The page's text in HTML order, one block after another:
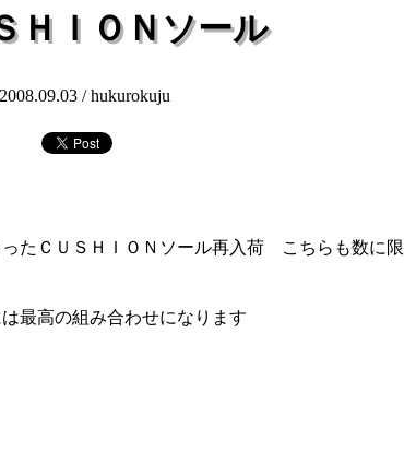
ＨＩＯＮソール
2008.09.03 /hukurokuju
たＣＵＳＨＩＯＮソール再入荷 こちらも数に限
最高の組み合わせになります